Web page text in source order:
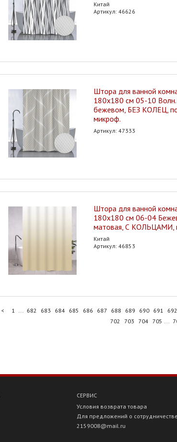
Китай
Артикул: 46626
Штора для ванной
180х180 см 05-10 Волн.
бежевом, БЕЗ КОЛЕЦ,
микроф.
Артикул: 47333
Штора для ванной
180х180 см 06-04
матовая, С КОЛЬЦАМИ,
Китай
Артикул: 46853
< 1 ... 682 683 684 685 686 687 688 689 690 691 692
702
703 704 705 ...
СЕРВИС
Условия возврата товара
Для предложений о сотрудничестве
2159008@mail.ru